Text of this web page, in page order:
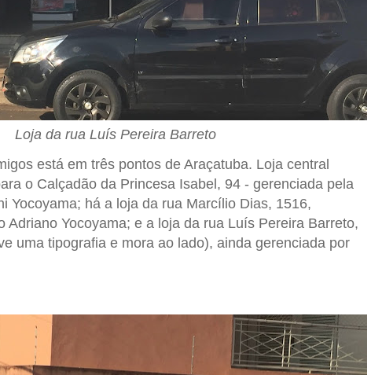
Loja da rua Luís Pereira Barreto
está em três pontos de Araçatuba. Loja central
o Calçadão da Princesa Isabel, 94 - gerenciada pela
Yocoyama; há a loja da rua Marcílio Dias, 1516,
Adriano Yocoyama; e a loja da rua Luís Pereira Barreto,
uma tipografia e mora ao lado), ainda gerenciada por